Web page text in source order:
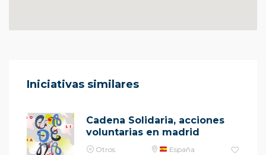
Iniciativas similares
Cadena Solidaria, acciones
voluntarias en madrid
Otros España